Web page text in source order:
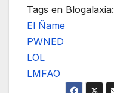
Tags en Blogalaxia:
El Ñame
PWNED
LOL
LMFAO